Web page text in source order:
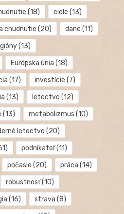
(18) ciele (13)
chudnutie (20) dane (11)
(13)
Európska únia (18)
(17) investície (7)
(13) letectvo (12)
(13) metabolizmus (10)
letectvo (20)
podnikateľ(11)
počasie (20) práca (14)
robustnosť(10)
(16) strava (8)